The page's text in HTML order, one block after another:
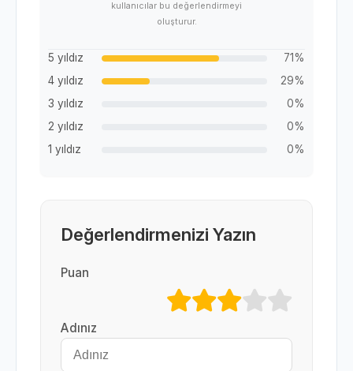
kullanıcılar bu değerlendirmeyi
oluşturur.
5 yıldız
71%
4 yıldız
29%
3 yıldız
0%
2 yıldız
0%
1 yıldız
0%
Değerlendirmenizi Yazın
Puan
Adınız